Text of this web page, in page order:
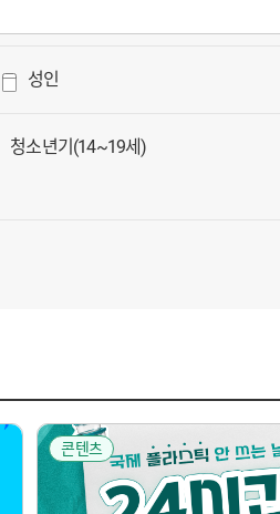
성인
청소년기(14~19세)
콘텐츠